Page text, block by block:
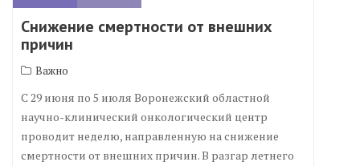
Снижение смертности от внешних
причин
Важно
С 29 июня по 5 июля Воронежский областной
научно-клинический онкологический центр
проводит неделю, направленную на снижение
смертности от внешних причин. В разгар летнего